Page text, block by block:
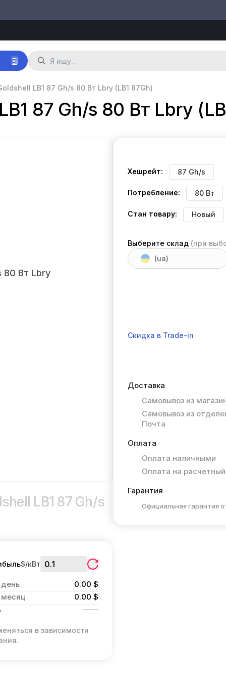
LB1 87 Gh/s 80 Вт Lbry (LB1 87Gh)
87 Gh/s 80 Вт Lbry
LB1 87 Gh/s
$/кВт
0.00 $
0.00 $
в зависимости
Хешрейт: 87 Gh/s
Потребление: 80 Вт
Стан товару: Новый
Выберите склад (при
(ua)
Скидка в Trade-in
Доставка
Самовывоз из
Самовывоз из
Почта
Оплата
Оплата наличными
Оплата на
Гарантия
Официальная гарантия